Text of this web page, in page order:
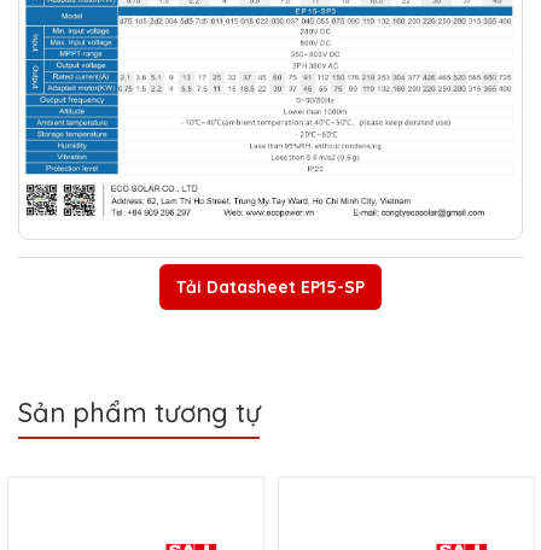
Tải Datasheet EP15-SP
Sản phẩm tương tự